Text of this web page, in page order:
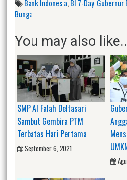
Bank Indonesia,BI 7-Day,Gubernur
Bunga
You may also
SMP Al Falah Deltasari
Sambut Gembira PTM
Terbatas Hari Pertama
September 6, 2021